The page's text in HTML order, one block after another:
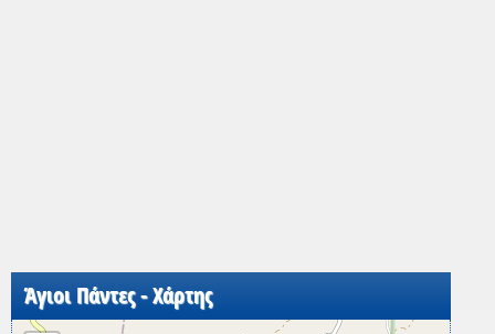
Άγιοι Πάντες - Χάρτης